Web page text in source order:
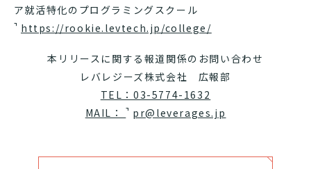
ア就活特化のプログラミングスクール
https://rookie.levtech.jp/college/
本リリースに関する報道関係のお問い合わせ
レバレジーズ株式会社 広報部
TEL：03-5774-1632
MAIL： pr@leverages.jp